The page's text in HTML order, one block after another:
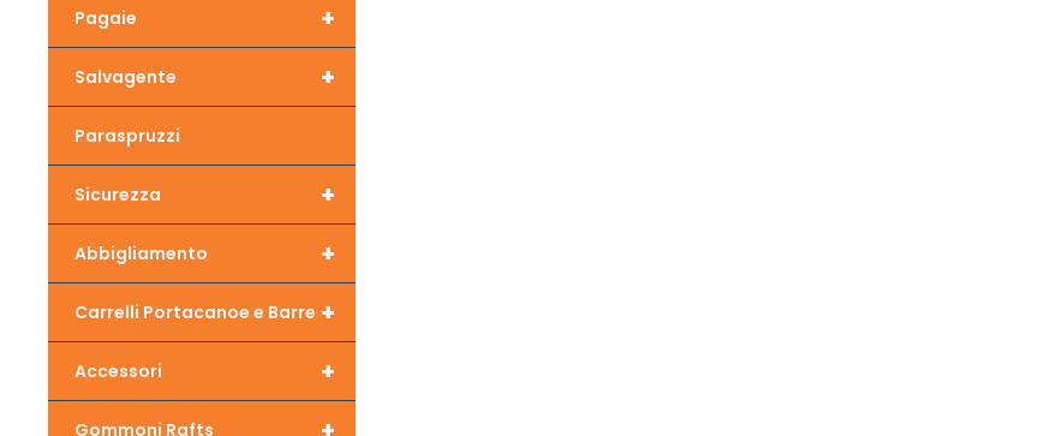
+
Pagaie
+
Salvagente
Paraspruzzi
+
Sicurezza
+
Abbigliamento
+
Carrelli Portacanoe e Barre
+
Accessori
Gommoni Rafts